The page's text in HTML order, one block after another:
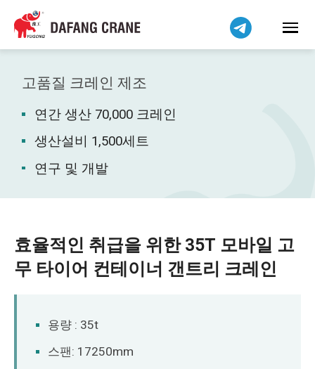
고품질 크레인 제조
연간 생산 70,000 크레인
생산설비 1,500세트
연구 및 개발
효율적인 취급을 위한 35T 모바일 고
무 타이어 컨테이너 갠트리 크레인
용량 : 35t
스팬: 17250mm
Bahasa Indonesia
Bahasa Melayu
Tiếng Việt
简体中文
فارسی
Pilipino
اردو
Kiswahili
Dansk
Norsk
O‘zbekcha